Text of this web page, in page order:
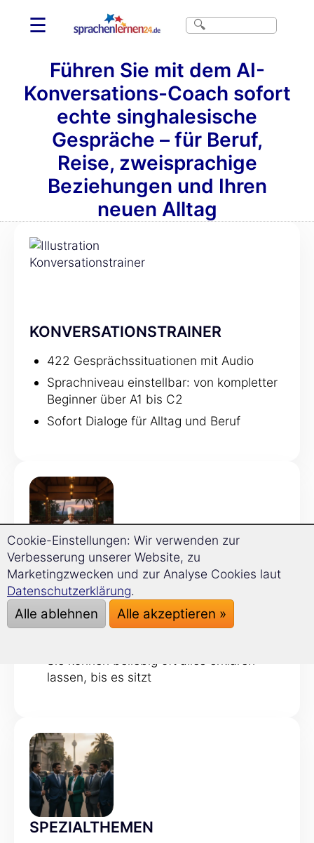
☰
Führen Sie mit dem AI-
Konversations-Coach sofort
echte singhalesische
Gespräche – für Beruf,
Reise, zweisprachige
Beziehungen und Ihren
neuen Alltag
KONVERSATIONSTRAINER
422 Gesprächssituationen mit Audio
Sprachniveau einstellbar: von kompletter
Beginner über A1 bis C2
Sofort Dialoge für Alltag und Beruf
GRAMMATIKTRAINER
120 Grammatikthemen
Regeln werden direkt mit Beispielen
lassen, bis es sitzt
SPEZIALTHEMEN
Cookie-Einstellungen: Wir verwenden zur
Verbesserung unserer Website, zu
Marketingzwecken und zur Analyse Cookies laut
Datenschutzerklärung.
Alle ablehnen Alle akzeptieren »